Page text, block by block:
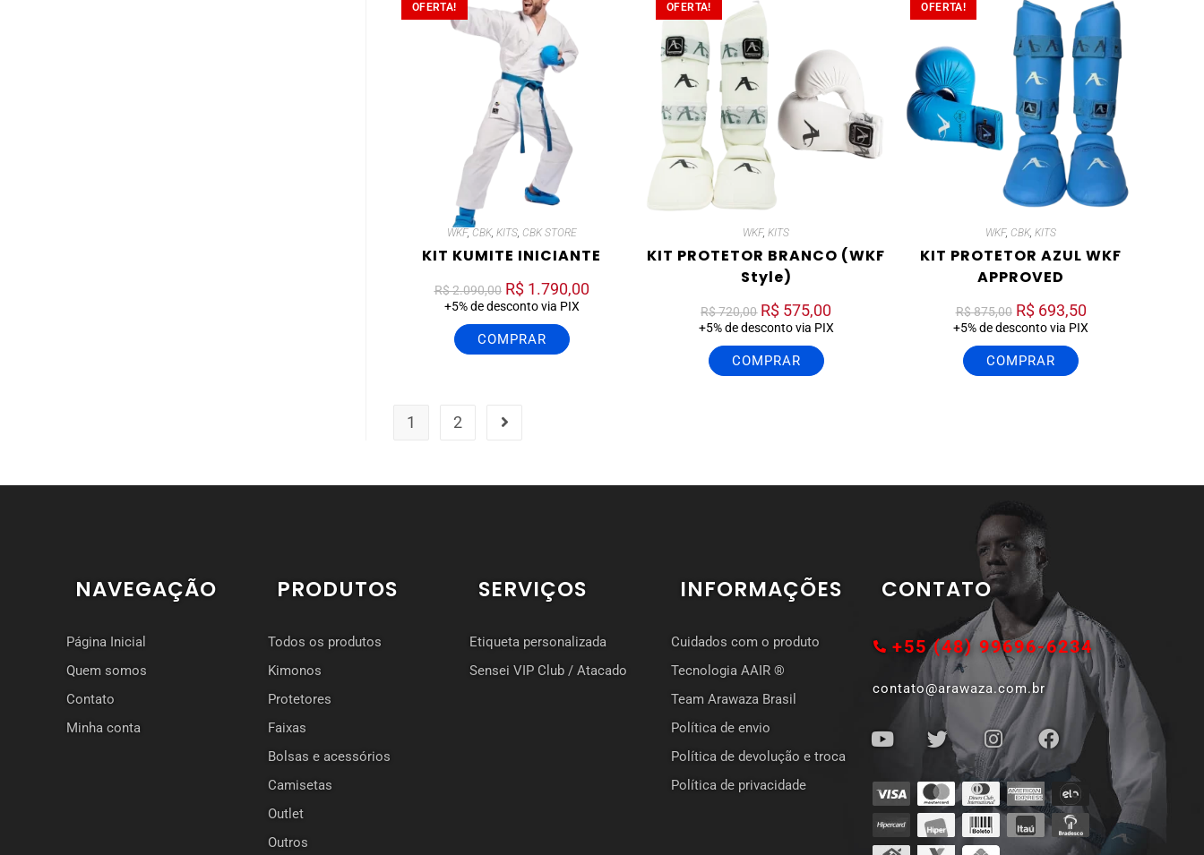
OFERTA!
WKF, CBK, KITS, CBK STORE
KIT KUMITE INICIANTE
R$2.090,00 R$1.790,00
+5% de desconto via PIX
COMPRAR
OFERTA!
WKF,KITS
KIT PROTETOR BRANCO (WKF
Style)
R$720,00 R$ 575,00
+5% de desconto via PIX
COMPRAR
OFERTA!
WKF, CBK,KITS
KIT PROTETOR AZUL WKF
APPROVED
R$875,00 R$693,50
+5% de desconto via PIX
COMPRAR
1 2
NAVEGAÇÃO
Página Inicial
Quem somos
Contato
Minha conta
PRODUTOS
Todos os produtos
Kimonos
Protetores
Faixas
Bolsas e acessórios
Camisetas
Outlet
Outros
SERVIÇOS
Etiqueta personalizada
Sensei VIP Club / Atacado
INFORMAÇÕES
Cuidados com o produto
Tecnologia AAIR ®
Team Arawaza Brasil
Política de envio
Política de devolução e troca
Política de privacidade
CONTATO
+55 (48) 99696-6234
contato@arawaza.com.br